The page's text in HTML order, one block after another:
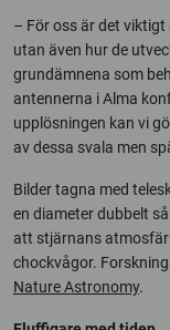
– För oss är det
utan även hur de
grundämnena som
antennerna i Alma
upplösningen kan vi
av dessa svala men
Bilder tagna med
en diameter dubbelt
att stjärnans
chockvågor.
Nature Astronomy.